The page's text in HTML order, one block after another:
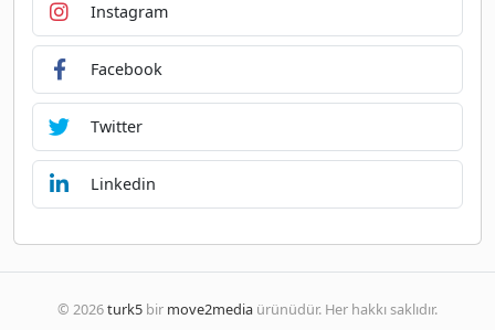
Instagram
Facebook
Twitter
Linkedin
© 2026turk5 bir move2media ürünüdür. Her hakkı saklıdır.